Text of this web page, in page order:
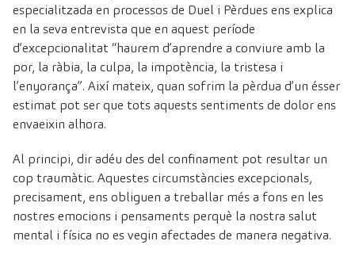
especialitzada en processos de Duel i Pèrdues ens explica
en la seva entrevista que en aquest període
d’excepcionalitat “haurem d’aprendre a conviure amb la
por, la ràbia, la culpa, la impotència, la tristesa i
l’enyorança”. Així mateix, quan sofrim la pèrdua d’un ésser
estimat pot ser que tots aquests sentiments de dolor ens
envaeixin alhora.
Al principi, dir adéu des del confinament pot resultar un
cop traumàtic. Aquestes circumstàncies excepcionals,
precisament, ens obliguen a treballar més a fons en les
nostres emocions i pensaments perquè la nostra salut
mental i física no es vegin afectades de manera negativa.